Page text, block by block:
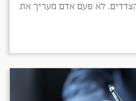
לא פעם אדם מעריך את